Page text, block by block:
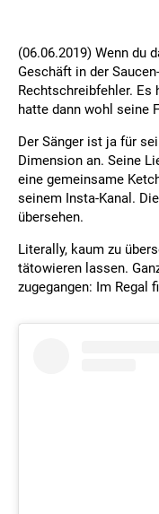
(06.06.2019) Wenn du
Geschäft in der
Rechtschreibfehler. Es
hatte dann wohl seine
Der Sänger ist ja für
Dimension an. Seine
eine gemeinsame
seinem Insta-Kanal.
übersehen.
Literally, kaum zu
tätowieren lassen.
zugegangen: Im Regal